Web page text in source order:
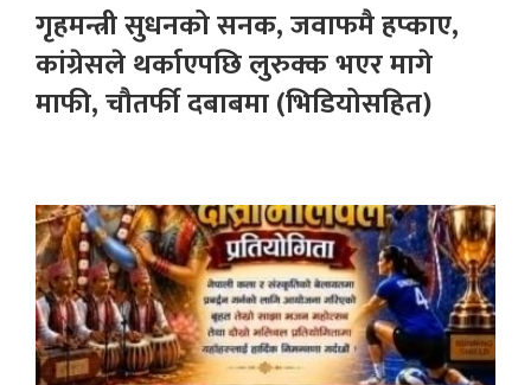
गृहमन्त्री सुधनको सनक, जवाफमै हप्काए,
कांग्रेसले थर्काएपछि लुरुक्क भएर मागे
माफी, चौतर्फी दबाबमा (भिडियोसहित)